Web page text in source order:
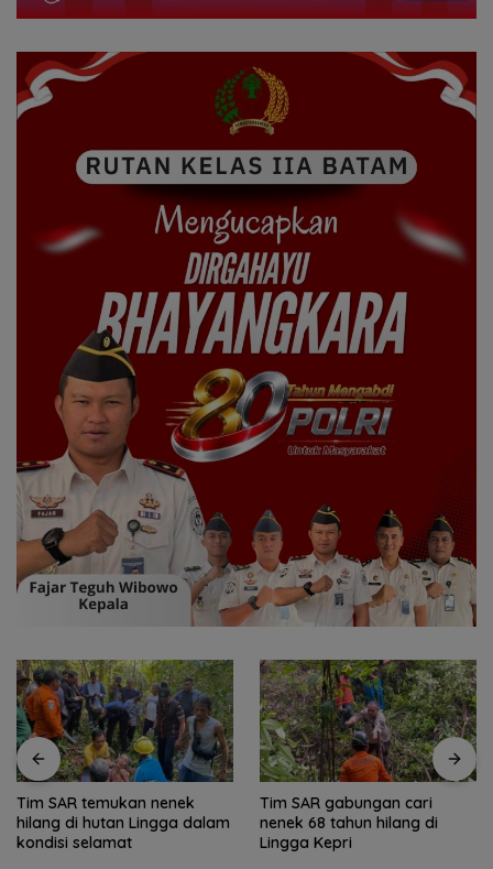
Tim SAR temukan nenek
hilang di hutan Lingga dalam
kondisi selamat
Tim SAR gabungan cari
nenek 68 tahun hilang di
Lingga Kepri